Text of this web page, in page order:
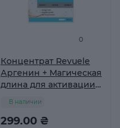
0
Концентрат Revuele
Аргенин + Магическая
длина для активации
299.00 ₴
В наличии